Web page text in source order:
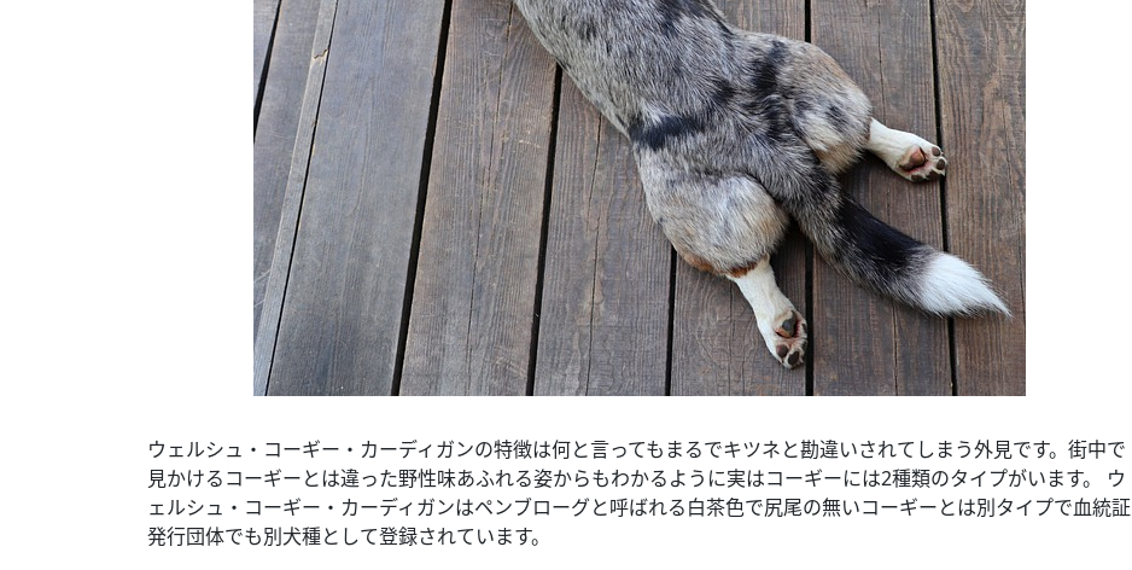
ウェルシュ・コーギー・カーディガンの特徴は何と言ってもまるでキツネと勘違いされてしまう外見です。街中で
見かけるコーギーとは違った野性味あふれる姿からもわかるように実はコーギーには2種類のタイプがいます。 ウ
ェルシュ・コーギー・カーディガンはペンブローグと呼ばれる白茶色で尻尾の無いコーギーとは別タイプで血統証
発行団体でも別犬種として登録されています。